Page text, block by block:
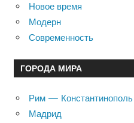
Новое время
Модерн
Современность
ГОРОДА МИРА
Рим —
Мадрид